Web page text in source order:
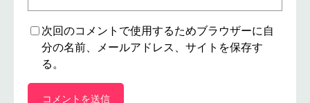
次回のコメントで使用するためブラウザーに自
分の名前、メールアドレス、サイトを保存す
る。